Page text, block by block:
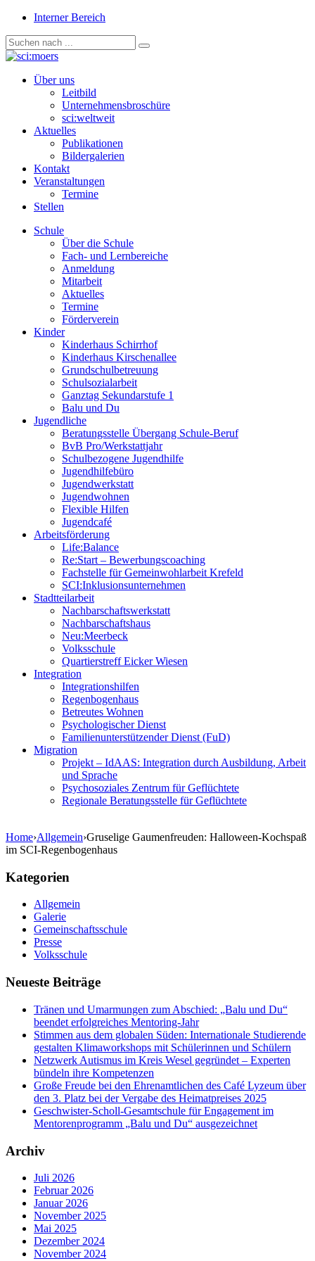
Interner Bereich
Über uns
Leitbild
Unternehmensbroschüre
sci:weltweit
Aktuelles
Publikationen
Bildergalerien
Kontakt
Veranstaltungen
Termine
Stellen
Schule
Über die Schule
Fach- und Lernbereiche
Anmeldung
Mitarbeit
Aktuelles
Termine
Förderverein
Kinder
Kinderhaus Schirrhof
Kinderhaus Kirschenallee
Grundschulbetreuung
Schulsozialarbeit
Ganztag Sekundarstufe 1
Balu und Du
Jugendliche
Beratungsstelle Übergang Schule-Beruf
BvB Pro/Werkstattjahr
Schulbezogene Jugendhilfe
Jugendhilfebüro
Jugendwerkstatt
Jugendwohnen
Flexible Hilfen
Jugendcafé
Arbeitsförderung
Life:Balance
Re:Start – Bewerbungscoaching
Fachstelle für Gemeinwohlarbeit Krefeld
SCI:Inklusionsunternehmen
Stadtteilarbeit
Nachbarschaftswerkstatt
Nachbarschaftshaus
Neu:Meerbeck
Volksschule
Quartierstreff Eicker Wiesen
Integration
Integrationshilfen
Regenbogenhaus
Betreutes Wohnen
Psychologischer Dienst
Familienunterstützender Dienst (FuD)
Migration
Projekt – IdAAS: Integration durch Ausbildung, Arbeit
und Sprache
Psychosoziales Zentrum für Geflüchtete
Regionale Beratungsstelle für Geflüchtete
Home›Allgemein›Gruselige Gaumenfreuden: Halloween-Kochspaß
im SCI-Regenbogenhaus
Kategorien
Allgemein
Galerie
Gemeinschaftsschule
Presse
Volksschule
Neueste Beiträge
Tränen und Umarmungen zum Abschied: „Balu und Du“
beendet erfolgreiches Mentoring-Jahr
Stimmen aus dem globalen Süden: Internationale Studierende
gestalten Klimaworkshops mit Schülerinnen und Schülern
Netzwerk Autismus im Kreis Wesel gegründet – Experten
bündeln ihre Kompetenzen
Große Freude bei den Ehrenamtlichen des Café Lyzeum über
den 3. Platz bei der Vergabe des Heimatpreises 2025
Geschwister-Scholl-Gesamtschule für Engagement im
Mentorenprogramm „Balu und Du“ ausgezeichnet
Archiv
Juli 2026
Februar 2026
Januar 2026
November 2025
Mai 2025
Dezember 2024
November 2024